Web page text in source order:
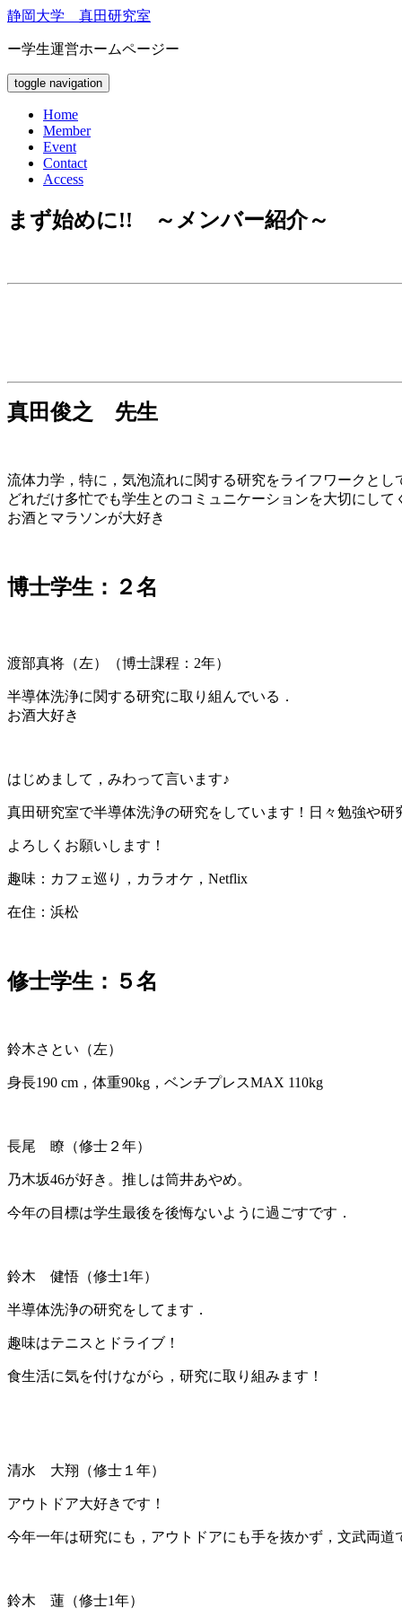
静岡大学 真田研究室
ー学生運営ホームページー
toggle navigation
Home
Member
Event
Contact
Access
まず始めに!! ～メンバー紹介～
真田俊之 先生
流体力学，特に，気泡流れに関する研究をライフワークとし
どれだけ多忙でも学生とのコミュニケーションを大切にして
お酒とマラソンが大好き
博士学生：２名
渡部真将（左）（博士課程：2年）
半導体洗浄に関する研究に取り組んでいる．
お酒大好き
はじめまして，みわって言います♪
真田研究室で半導体洗浄の研究をしています！日々勉強や
よろしくお願いします！
趣味：カフェ巡り，カラオケ，Netflix
在住：浜松
修士学生：５名
鈴木さとい（左）
身長190 cm，体重90kg，ベンチプレスMAX 110kg
長尾 瞭（修士２年）
乃木坂46が好き。推しは筒井あやめ。
今年の目標は学生最後を後悔ないように過ごすです．
鈴木 健悟（修士1年）
半導体洗浄の研究をしてます．
趣味はテニスとドライブ！
食生活に気を付けながら，研究に取り組みます！
清水 大翔（修士１年）
アウトドア大好きです！
今年一年は研究にも，アウトドアにも手を抜かず，文武両道
鈴木 蓮（修士1年）